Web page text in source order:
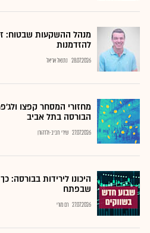
מנהל ההשקעות שבטוח:
להזדמנות
28.07.2026 נתנאל אריאל
מחזורי המסחר קפצו
הבורסה בתל אביב
27.07.2026 שירי חביב-ולדהורן
היכונו לירידות בבורסה:
שבפתח
27.07.2026 רם מורי